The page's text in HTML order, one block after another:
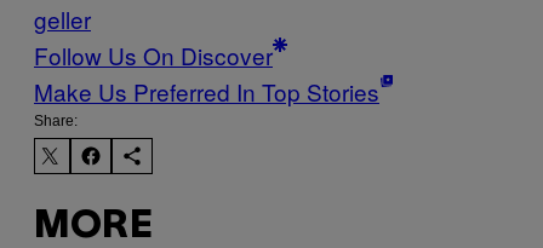
geller
Follow Us On Discover
Make Us Preferred In Top Stories
Share:
MORE